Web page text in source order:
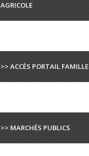
AGRICOLE
>> ACCÈS PORTAIL FAMILLE
>> MARCHÉS PUBLICS